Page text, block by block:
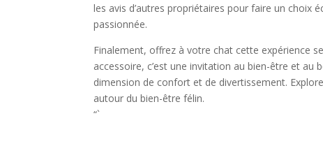
les avis d’autres propriétaires pour faire un choix
passionnée.
Finalement, offrez à votre chat cette expérience
accessoire, c’est une invitation au bien-être et
dimension de confort et de divertissement.
autour du bien-être félin.
“`